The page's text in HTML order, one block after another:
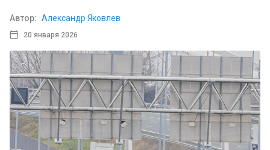
20 января 2026
Автор: Александр Яковлев